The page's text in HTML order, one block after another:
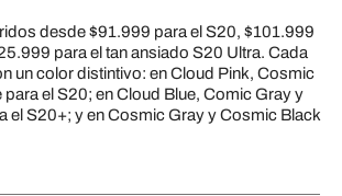
desde $91.999 para el S20, $101.999
para el tan ansiado S20 Ultra. Cada
un color distintivo: en Cloud Pink, Cosmic
para el S20; en Cloud Blue, Comic Gray y
el S20+; y en Cosmic Gray y Cosmic Black